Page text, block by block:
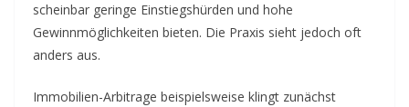
scheinbar geringe Einstiegshürden und hohe
Gewinnmöglichkeiten bieten. Die Praxis sieht jedoch oft
anders aus.
Immobilien-Arbitrage beispielsweise klingt zunächst